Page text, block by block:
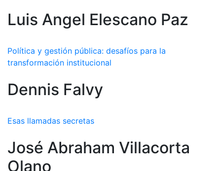
Luis Angel Elescano Paz
Política y gestión pública: desafíos para la
transformación institucional
Dennis Falvy
Esas llamadas secretas
José Abraham Villacorta
Olano